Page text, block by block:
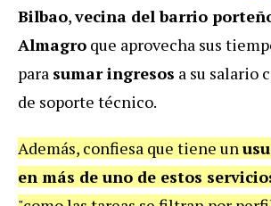
Bilbao,vecina del barrio
Almagro que aprovecha sus
para sumar ingresos a su salario
de soporte técnico.
Además, confiesa que tiene un
en más de uno de estos